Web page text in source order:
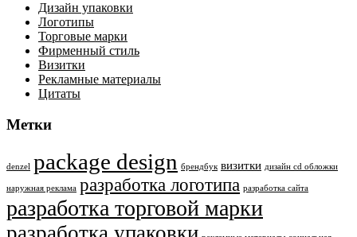
Дизайн упаковки
Логотипы
Торговые марки
Фирменный стиль
Визитки
Рекламные материалы
Цитаты
Метки
denzel package design брендбук визитки дизайн cd обложки
наружная реклама разработка логотипа разработка сайта
разработка торговой марки